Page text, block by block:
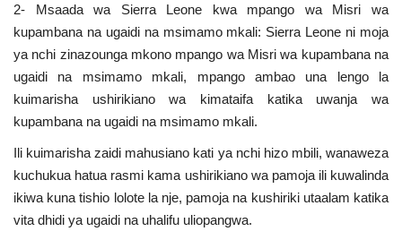
2- Msaada wa Sierra Leone kwa mpango wa Misri wa
kupambana na ugaidi na msimamo mkali: Sierra Leone ni moja
ya nchi zinazounga mkono mpango wa Misri wa kupambana na
ugaidi na msimamo mkali, mpango ambao una lengo la
kuimarisha ushirikiano wa kimataifa katika uwanja wa
kupambana na ugaidi na msimamo mkali.
Ili kuimarisha zaidi mahusiano kati ya nchi hizo mbili, wanaweza
kuchukua hatua rasmi kama ushirikiano wa pamoja ili kuwalinda
ikiwa kuna tishio lolote la nje, pamoja na kushiriki utaalam katika
vita dhidi ya ugaidi na uhalifu uliopangwa.